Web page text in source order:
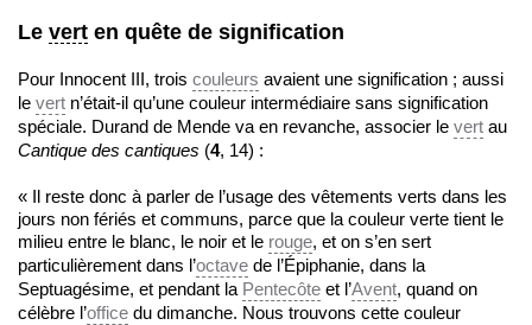
Le vert en quête de signification
Pour Innocent III, trois couleurs avaient une signification ; aussi
le vert n’était-il qu’une couleur intermédiaire sans signification
spéciale. Durand de Mende va en revanche, associer le vert au
Cantique des cantiques (4, 14) :
« Il reste donc à parler de l’usage des vêtements verts dans les
jours non fériés et communs, parce que la couleur verte tient le
milieu entre le blanc, le noir et le rouge, et on s’en sert
particulièrement dans l’octave de l’Épiphanie, dans la
Septuagésime, et pendant la Pentecôte et l’Avent, quand on
célèbre l’office du dimanche. Nous trouvons cette couleur